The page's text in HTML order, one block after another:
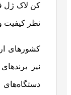
کن لاک ژل
نظر کیفیت
کشورهای
نیز